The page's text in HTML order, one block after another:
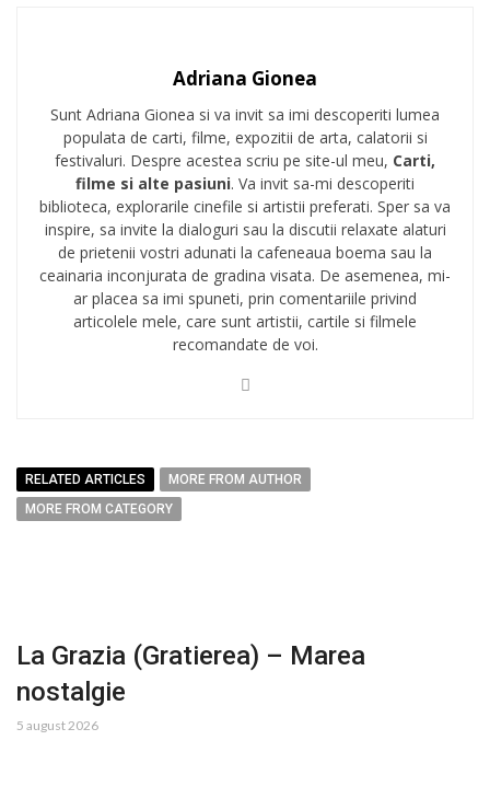
Adriana Gionea
Sunt Adriana Gionea si va invit sa imi descoperiti lumea
populata de carti, filme, expozitii de arta, calatorii si
festivaluri. Despre acestea scriu pe site-ul meu, Carti,
filme si alte pasiuni. Va invit sa-mi descoperiti
biblioteca, explorarile cinefile si artistii preferati. Sper sa va
inspire, sa invite la dialoguri sau la discutii relaxate alaturi
de prietenii vostri adunati la cafeneaua boema sau la
ceainaria inconjurata de gradina visata. De asemenea, mi-
ar placea sa imi spuneti, prin comentariile privind
articolele mele, care sunt artistii, cartile si filmele
recomandate de voi.
RELATED ARTICLES
MORE FROM AUTHOR
MORE FROM CATEGORY
La Grazia (Gratierea) – Marea
nostalgie
5 august 2026